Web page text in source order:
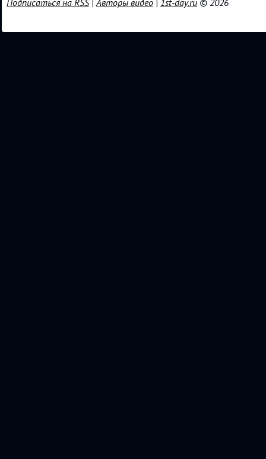
Подписаться на RSS|Авторы видео 1st-day.ru © 2026